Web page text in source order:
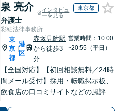
泉 亮介
弁護士
インタビュ
ーを見る
東京都
彩結法律事務所
東
京
都
港
区
赤坂見附駅
から徒歩3
分
営業時間：10:00
~20:55（平日）
【全国対応】【初回相談無料／24時
間メール受付】採用・転職掲示板、
飲食店の口コミサイトなどの風評被